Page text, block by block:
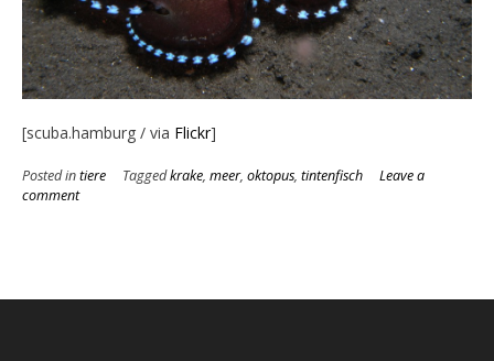
[scuba.hamburg / via Flickr]
Posted intiere Taggedkrake, meer, oktopus, tintenfisch
Leave a
comment